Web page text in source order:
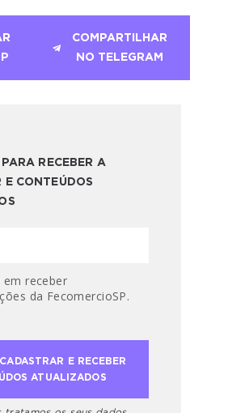
COMPARTILHAR
NO TELEGRAM
PARA RECEBER A
E CONTEÚDOS
em receber
da FecomercioSP.